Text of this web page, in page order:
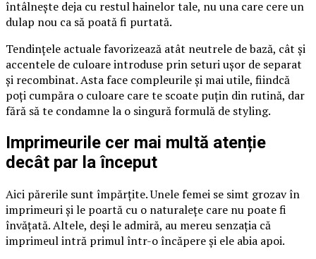
întâlnește deja cu restul hainelor tale, nu una care cere un
dulap nou ca să poată fi purtată.
Tendințele actuale favorizează atât neutrele de bază, cât și
accentele de culoare introduse prin seturi ușor de separat
și recombinat. Asta face compleurile și mai utile, fiindcă
poți cumpăra o culoare care te scoate puțin din rutină, dar
fără să te condamne la o singură formulă de styling.
Imprimeurile cer mai multă atenție
decât par la început
Aici părerile sunt împărțite. Unele femei se simt grozav în
imprimeuri și le poartă cu o naturalețe care nu poate fi
învățată. Altele, deși le admiră, au mereu senzația că
imprimeul intră primul într-o încăpere și ele abia apoi.